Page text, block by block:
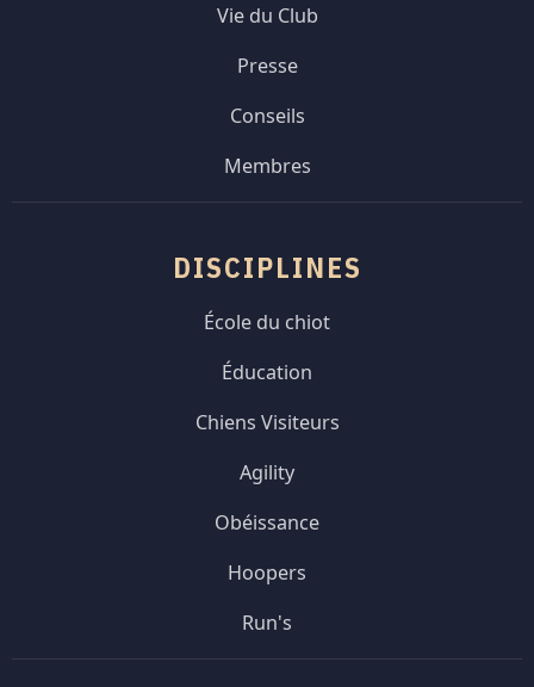
Vie du Club
Presse
Conseils
Membres
DISCIPLINES
École du chiot
Éducation
Chiens Visiteurs
Agility
Obéissance
Hoopers
Run's